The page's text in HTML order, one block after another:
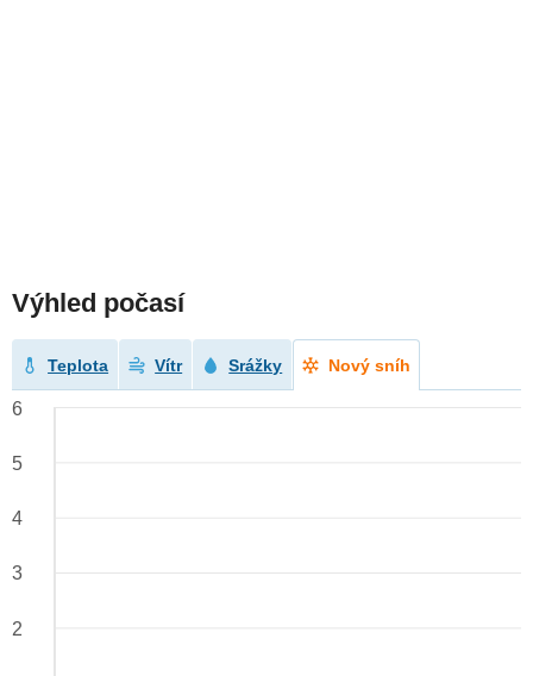
Výhled počasí
Teplota Vítr Srážky Nový sníh
6
5
4
3
2